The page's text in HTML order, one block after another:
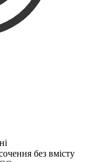
без вмісту